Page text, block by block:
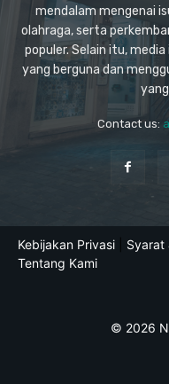
mendalam mengenai
olahraga, serta
populer. Selain itu,
yang berguna dan
Contact us:
Kebijakan Privasi Syarat
Tentang Kami
© 2026